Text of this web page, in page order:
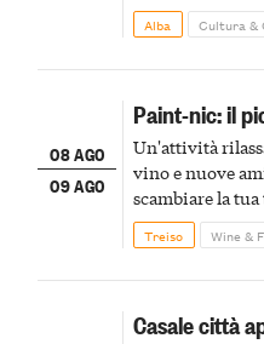
Alba Cultura &
08 AGO
09 AGO
Paint-nic: il
Un'attività
vino e nuove
scambiare la tua
Treiso Wine &
Casale città